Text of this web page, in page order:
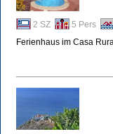
2 SZ 5 Pers
Ferienhaus im Casa